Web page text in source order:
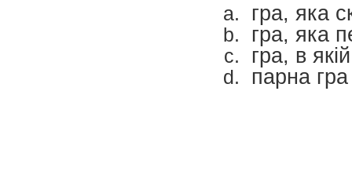
гра, яка
гра, яка
гра, в
парна